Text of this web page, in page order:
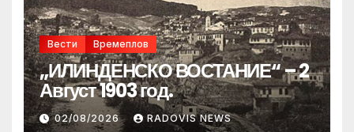
Вести Времеплов
„ИЛИНДЕНСКО ВОСТАНИЕ“ – 2
Август 1903 год.
02/08/2026 RADOVIS NEWS